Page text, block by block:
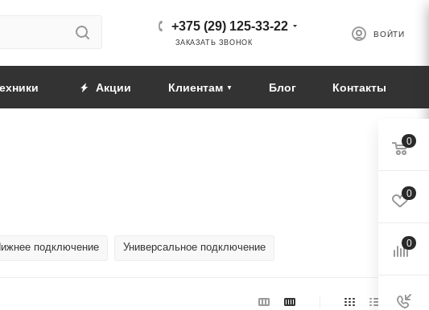
ВОЙТИ
+375 (29) 125-33-22
ЗАКАЗАТЬ ЗВОНОК
Акции Клиентам Блог Контакты
подключение Универсальное подключение
0
0
0